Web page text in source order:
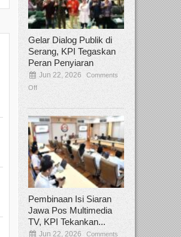
talenta...
Gelar Dialog Publik di
Serang, KPI Tegaskan
Peran Penyiaran
Jun 22, 2026
Comments
Off
Pembinaan Isi Siaran
Jawa Pos Multimedia
TV, KPI Tekankan...
Jun 22, 2026
Comments